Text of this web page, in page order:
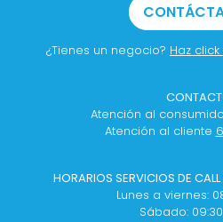
¿Tienes un negocio? Haz
Atención al
Atención al cliente
HORARIOS SERVICIOS DE
Lunes a viernes:
Sábado: 09:30